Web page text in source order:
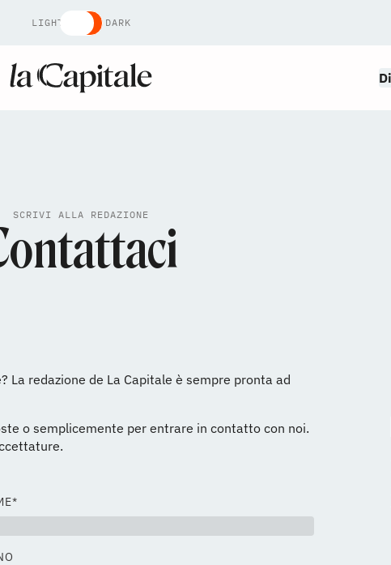
LIGHT DARK
SCRIVI ALLA REDAZIONE
redazione de La Capitale è sempre pronta ad
o semplicemente per entrare in contatto con noi.